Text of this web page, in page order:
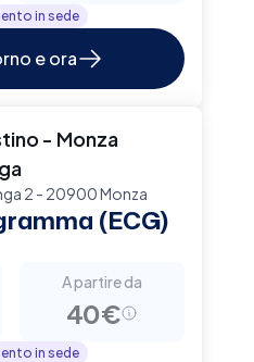
in sede
e ora
- Monza
2 - 20900 Monza
(ECG)
A partire da
40€
in sede